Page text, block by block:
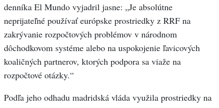
denníka El Mundo vyjadril jasne: „Je absolútne
neprijateľné používať európske prostriedky z RRF na
zakrývanie rozpočtových problémov v národnom
dôchodkovom systéme alebo na uspokojenie ľavicových
koaličných partnerov, ktorých podpora sa viaže na
rozpočtové otázky.“
Podľa jeho odhadu madridská vláda využila prostriedky na